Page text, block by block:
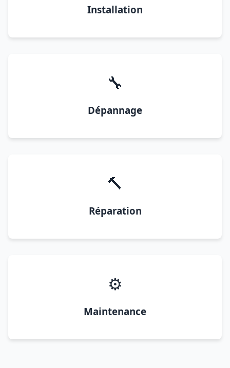
Installation
🔧
Dépannage
🔨
Réparation
⚙️
Maintenance